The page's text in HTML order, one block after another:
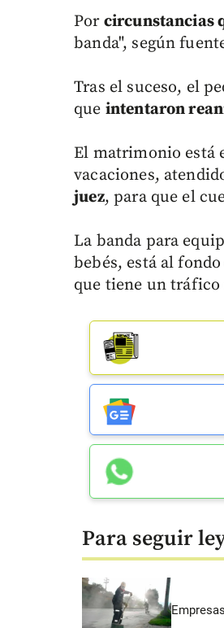
Por circunstancias
banda", según
Tras el suceso, el
que intentaron
El matrimonio está
vacaciones,
juez, para que el
La banda para
bebés, está al
que tiene un tráfico
Para seguir